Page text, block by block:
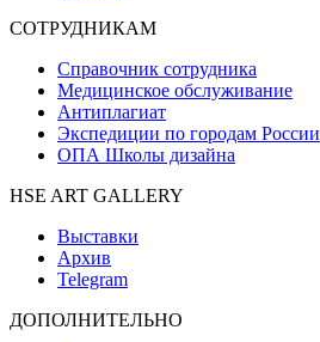
СОТРУДНИКАМ
Справочник сотрудника
Медицинское обслуживание
Антиплагиат
Экспедиции по городам России
ОПА Школы дизайна
HSE ART GALLERY
Выставки
Архив
Telegram
ДОПОЛНИТЕЛЬНО